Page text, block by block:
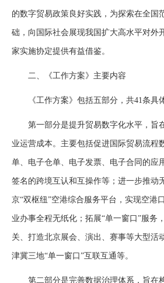
的数字贸易政策良好实践，为探索在全国
础，向国际社会展现我国扩大高水平对外
家实施协定提供有益借鉴。
二、《工作方案》主要内容
《工作方案》包括五部分，共41条具体
第一部分是提升贸易数字化水平，旨
业运营成本。主要包括促进国际贸易流程
单、电子仓单、电子发票、电子合同的应
签名的跨境互认和互操作等；进一步推动
京“双枢纽”空港综合服务平台，实现空港
业办事全程无纸化；拓展“单一窗口”服务
关、打造北京展会、演出、赛事等大型活
津冀三地“单一窗口”互联互通等。
第二部分是完善数据治理体系，旨在